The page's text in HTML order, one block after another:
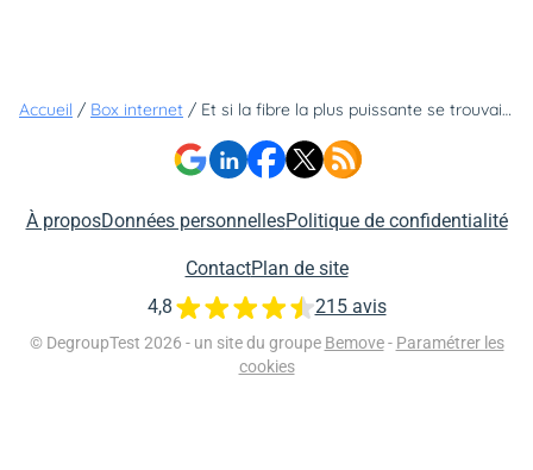
Accueil / Box internet / Et si la fibre la plus puissante se trouvait sous vos pieds ?
À proposDonnées personnellesPolitique de confidentialité
ContactPlan de site
© DegroupTest 2026 - un site du groupe Bemove - Paramétrer les
cookies
4,8 215 avis